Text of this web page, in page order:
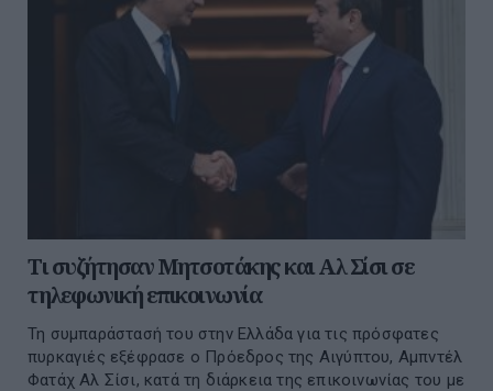
Τι συζήτησαν Μητσοτάκης και Αλ Σίσι σε
τηλεφωνική επικοινωνία
Τη συμπαράστασή του στην Ελλάδα για τις πρόσφατες
πυρκαγιές εξέφρασε ο Πρόεδρος της Αιγύπτου, Αμπντέλ
Φατάχ Αλ Σίσι, κατά τη διάρκεια της επικοινωνίας του με